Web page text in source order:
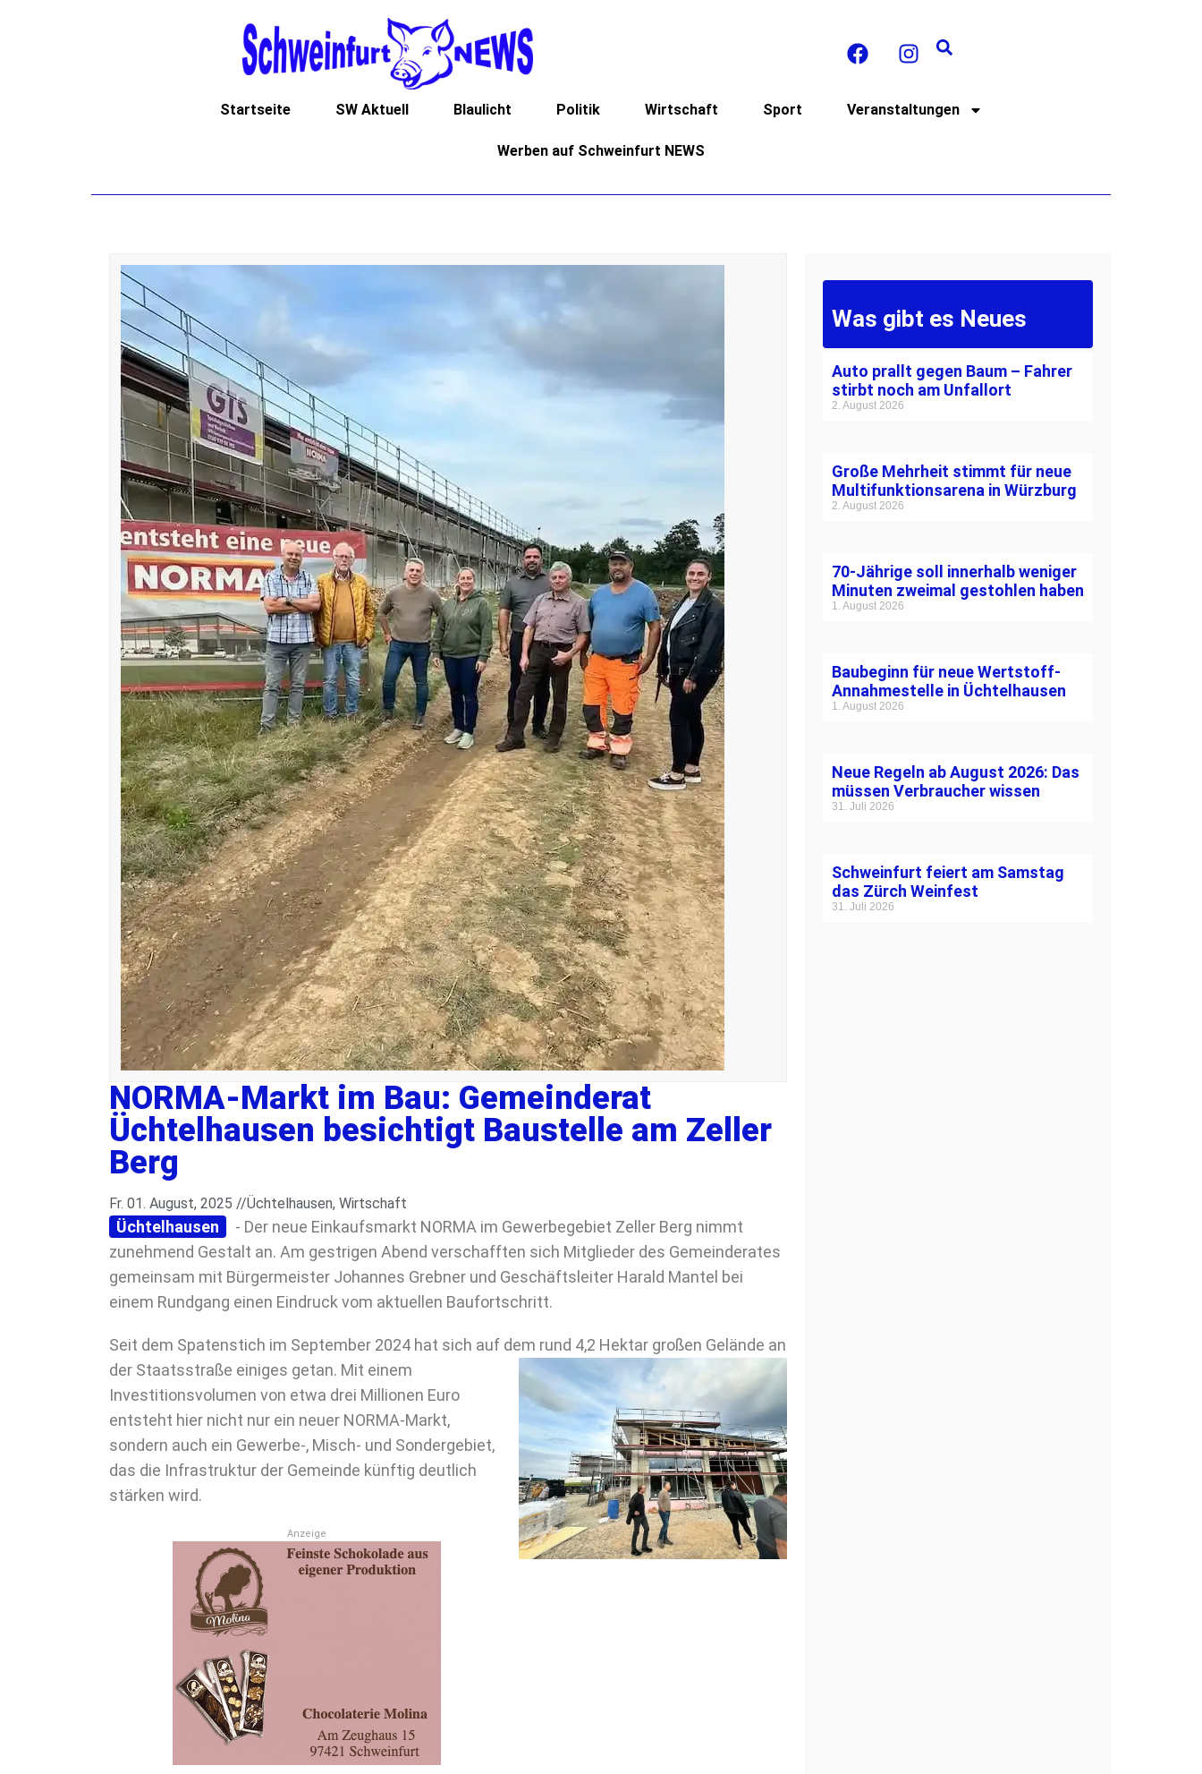
Startseite SW Aktuell Blaulicht Politik Wirtschaft Sport Veranstaltungen
Werben auf Schweinfurt NEWS
NORMA-Markt im Bau: Gemeinderat
Üchtelhausen besichtigt Baustelle am Zeller
Berg
Fr. 01. August, 2025 //Üchtelhausen, Wirtschaft
Üchtelhausen
- Der neue Einkaufsmarkt NORMA im Gewerbegebiet Zeller Berg nimmt
zunehmend Gestalt an. Am gestrigen Abend verschafften sich Mitglieder des Gemeinderates
gemeinsam mit Bürgermeister Johannes Grebner und Geschäftsleiter Harald Mantel bei
einem Rundgang einen Eindruck vom aktuellen Baufortschritt.
Seit dem Spatenstich im September 2024 hat sich auf dem rund 4,2 Hektar großen Gelände an
der Staatsstraße einiges getan. Mit einem
Investitionsvolumen von etwa drei Millionen Euro
entsteht hier nicht nur ein neuer NORMA-Markt,
sondern auch ein Gewerbe-, Misch- und Sondergebiet,
das die Infrastruktur der Gemeinde künftig deutlich
stärken wird.
Anzeige
Was gibt es Neues
Auto prallt gegen Baum – Fahrer
stirbt noch am Unfallort
2. August 2026
Große Mehrheit stimmt für neue
Multifunktionsarena in Würzburg
2. August 2026
70-Jährige soll innerhalb weniger
Minuten zweimal gestohlen haben
1. August 2026
Baubeginn für neue Wertstoff-
Annahmestelle in Üchtelhausen
1. August 2026
Neue Regeln ab August 2026: Das
müssen Verbraucher wissen
31. Juli 2026
Schweinfurt feiert am Samstag
das Zürch Weinfest
31. Juli 2026